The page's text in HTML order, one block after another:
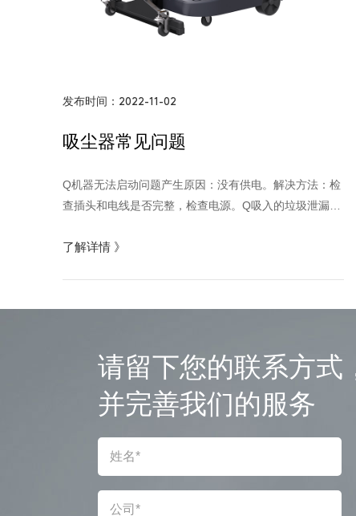
发布时间：2022-11-02
吸尘器常见问题
Q机器无法启动问题产生原因：没有供电。解决方法：检
查插头和电线是否完整，检查电源。Q吸入的垃圾泄漏问
污物，真空
了解详情 》
请留下您的联系方式
并完善我们的服务